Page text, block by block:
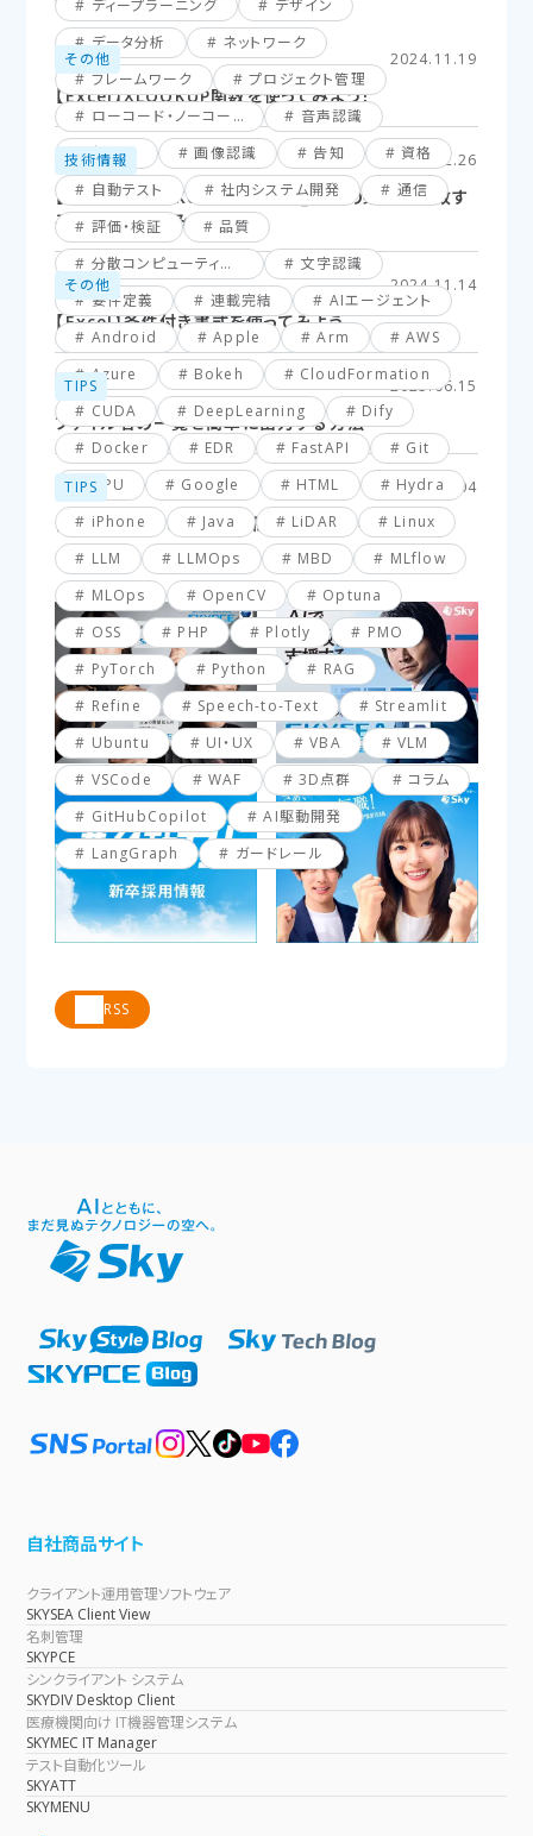
ディープラーニング
デザイン
データ分析
ネットワーク
フレームワーク
プロジェクト管理
ローコード・ノーコード
音声認識
仮想化
画像認識 告知
資格
自動テスト
社内システム開発
通信
評価・検証
品質
分散コンピューティング
文字認識
要件定義
連載完結
AIエージェント
Android
Apple Arm
AWS
Azure
Bokeh
CloudFormation
CUDA
DeepLearning
Dify
Docker
EDR FastAPI
Git
GPU
Google HTML
Hydra
iPhone
Java LiDAR
Linux
LLM
LLMOps MBD
MLflow
MLOps
OpenCV
Optuna
OSS
PHP Plotly
PMO
PyTorch
Python
RAG
Refine
Speech-to-Text
Streamlit
Ubuntu
UI・UX VBA
VLM
VSCode
WAF 3D点群
コラム
GitHubCopilot
AI駆動開発
LangGraph
ガードレール
その他 2024.11.19
【Excel】XLOOKUP関数を使ってみよう！
技術情報 2025.02.26
【Excel】XLOOKUP関数応用編_複数の条件に一致す
るセルを探してみよう！
その他 2024.11.14
【Excel】条件付き書式を使ってみよう
TIPS 2025.06.15
ファイル名の一覧を簡単に出力する方法
TIPS 2025.03.04
【VBA】最終行と最終列を簡単に取得する方法
RSS
自社商品サイト
クライアント運用管理ソフトウェア
SKYSEA Client View
名刺管理
SKYPCE
シンクライアント システム
SKYDIV Desktop Client
医療機関向け IT機器管理システム
SKYMEC IT Manager
テスト自動化ツール
SKYATT
SKYMENU